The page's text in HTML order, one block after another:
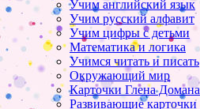
Учим английский язык
Учим русский алфавит
Учим цифры с детьми
Математика и логика
Учимся читать и писать
Окружающий мир
Карточки Глена Домана
Развивающие карточки